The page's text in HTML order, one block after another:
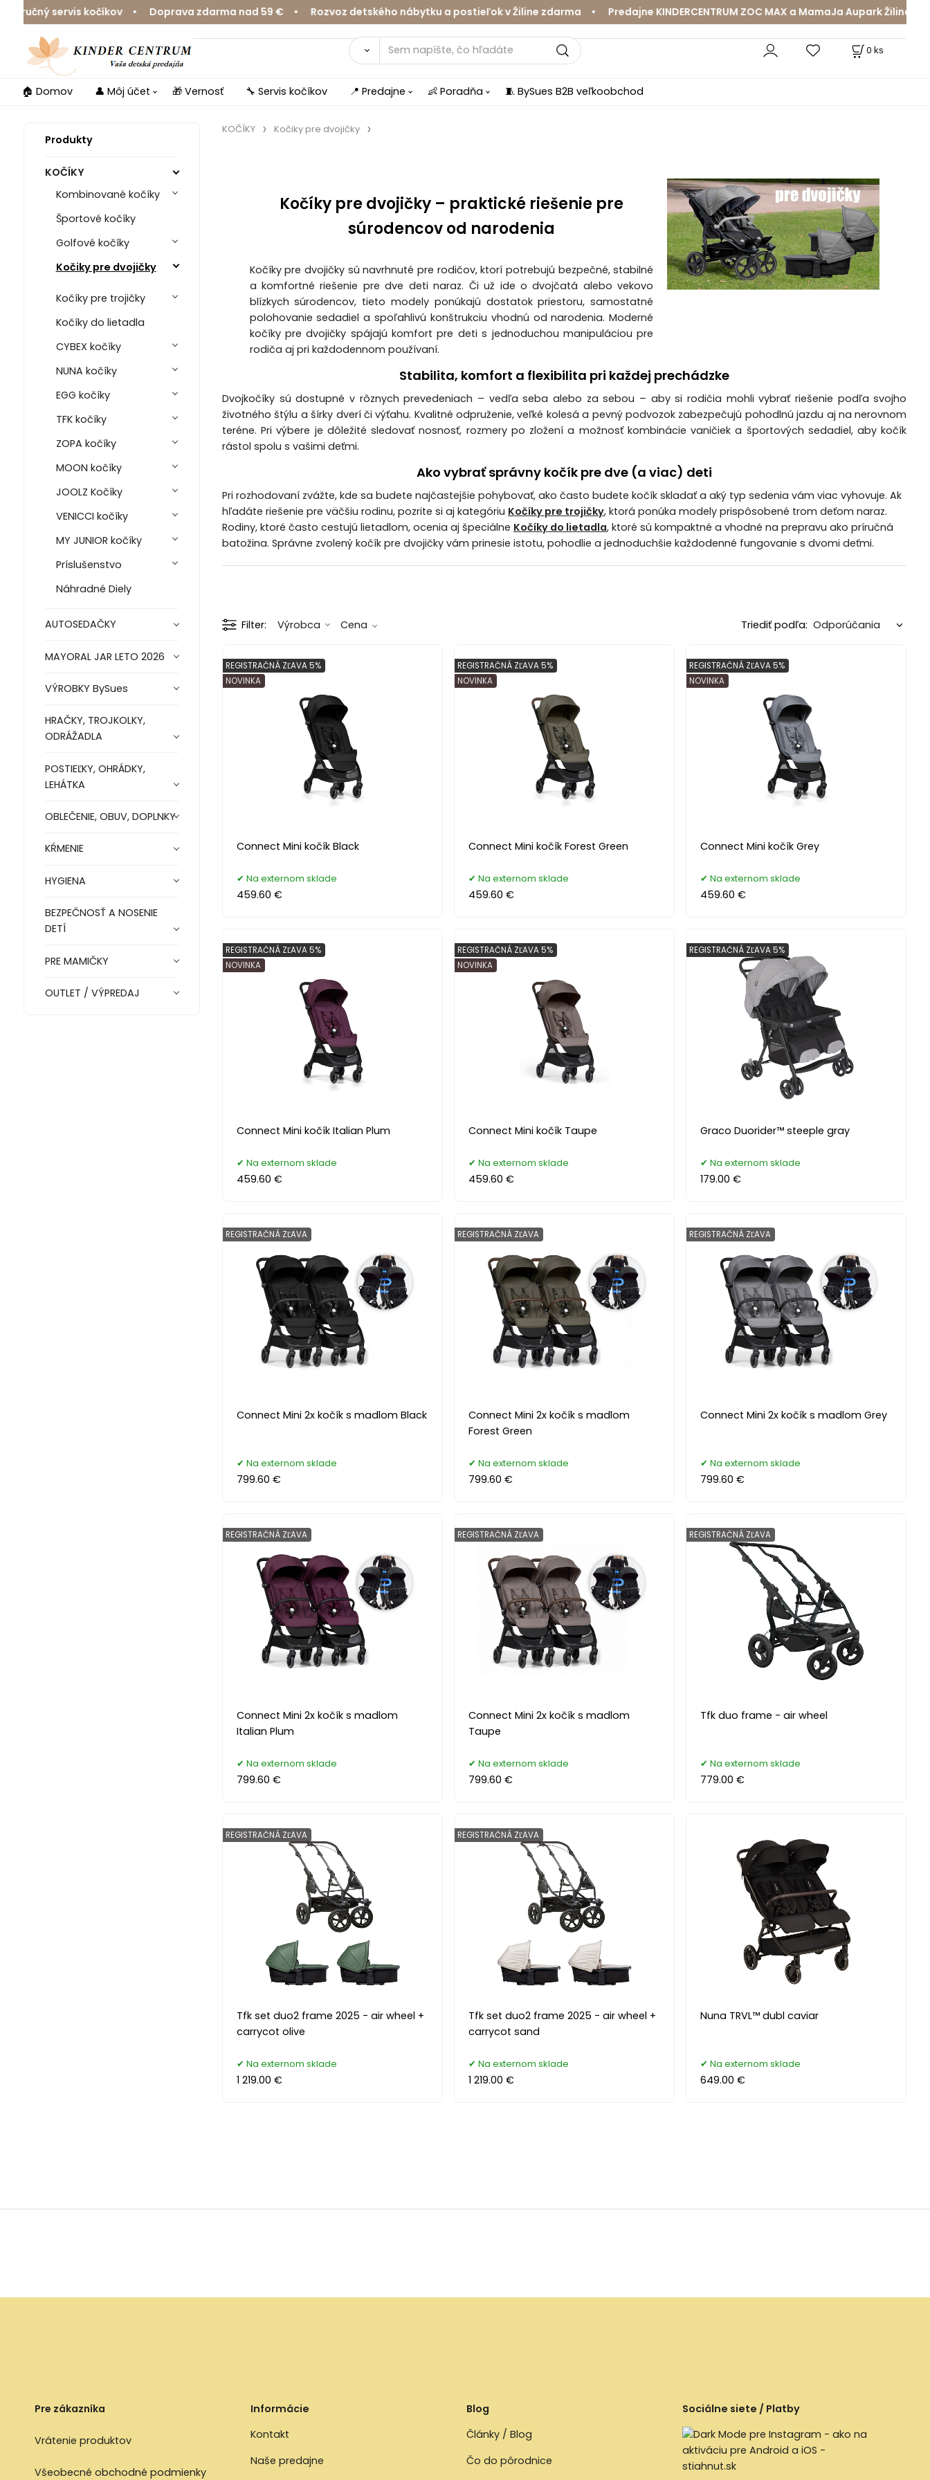
servis kočíkov • Doprava zdarma nad 59 € • Rozvoz detského nábytku a postieľok v Žiline zdarma • Predajne KINDERCENTRUM ZOC MAX a MamaJa Aupark Žilina •
0 ks
🏠 Domov 👤 Môj účet 🎁 Vernosť 🔧 Servis kočíkov 📍 Predajne 👶 Poradňa 🧵 BySues B2B veľkoobchod
Produkty
KOČÍKY
Kombinované kočíky
Športové kočíky
Golfové kočíky
Kočiky pre dvojičky
Kočíky pre trojičky
Kočíky do lietadla
CYBEX kočíky
NUNA kočíky
EGG kočíky
TFK kočíky
ZOPA kočíky
MOON kočíky
JOOLZ Kočíky
VENICCI kočíky
MY JUNIOR kočíky
Príslušenstvo
Náhradné Diely
AUTOSEDAČKY
MAYORAL JAR LETO 2026
VÝROBKY BySues
HRAČKY, TROJKOLKY,
ODRÁŽADLA
POSTIEĽKY, OHRÁDKY,
LEHÁTKA
OBLEČENIE, OBUV, DOPLNKY
KŔMENIE
HYGIENA
BEZPEČNOSŤ A NOSENIE
DETÍ
PRE MAMIČKY
OUTLET / VÝPREDAJ
KOČÍKY Kočiky pre dvojičky
Kočíky pre dvojičky – praktické riešenie pre
súrodencov od narodenia
Kočíky pre dvojičky sú navrhnuté pre rodičov, ktorí potrebujú bezpečné, stabilné
a komfortné riešenie pre dve deti naraz. Či už ide o dvojčatá alebo vekovo
blízkych súrodencov, tieto modely ponúkajú dostatok priestoru, samostatné
polohovanie sedadiel a spoľahlivú konštrukciu vhodnú od narodenia. Moderné
kočíky pre dvojičky spájajú komfort pre deti s jednoduchou manipuláciou pre
rodiča aj pri každodennom používaní.
Stabilita, komfort a flexibilita pri každej prechádzke
Dvojkočíky sú dostupné v rôznych prevedeniach – vedľa seba alebo za sebou – aby si rodičia mohli vybrať riešenie podľa svojho
životného štýlu a šírky dverí či výťahu. Kvalitné odpruženie, veľké kolesá a pevný podvozok zabezpečujú pohodlnú jazdu aj na nerovnom
teréne. Pri výbere je dôležité sledovať nosnosť, rozmery po zložení a možnosť kombinácie vaničiek a športových sedadiel, aby kočík
rástol spolu s vašimi deťmi.
Ako vybrať správny kočík pre dve (a viac) deti
Pri rozhodovaní zvážte, kde sa budete najčastejšie pohybovať, ako často budete kočík skladať a aký typ sedenia vám viac vyhovuje. Ak
hľadáte riešenie pre väčšiu rodinu, pozrite si aj kategóriu Kočíky pre trojičky, ktorá ponúka modely prispôsobené trom deťom naraz.
Rodiny, ktoré často cestujú lietadlom, ocenia aj špeciálne Kočíky do lietadla, ktoré sú kompaktné a vhodné na prepravu ako príručná
batožina. Správne zvolený kočík pre dvojičky vám prinesie istotu, pohodlie a jednoduchšie každodenné fungovanie s dvomi deťmi.
Filter Výrobca Cena Triediť podľa:
Connect Mini kočík Black
REGISTRAČNÁ ZĽAVA 5%
NOVINKA
Na externom sklade
459.60 €
Connect Mini kočík Forest Green
REGISTRAČNÁ ZĽAVA 5%
NOVINKA
Na externom sklade
459.60 €
Connect Mini kočík Grey
REGISTRAČNÁ ZĽAVA 5%
NOVINKA
Na externom sklade
459.60 €
Connect Mini kočík Italian Plum
REGISTRAČNÁ ZĽAVA 5%
NOVINKA
Na externom sklade
459.60 €
Connect Mini kočík Taupe
REGISTRAČNÁ ZĽAVA 5%
NOVINKA
Na externom sklade
459.60 €
Graco Duorider™ steeple gray
REGISTRAČNÁ ZĽAVA 5%
Na externom sklade
179.00 €
Connect Mini 2x kočík s madlom Black
REGISTRAČNÁ ZĽAVA
Na externom sklade
799.60 €
Connect Mini 2x kočík s madlom
Forest Green
REGISTRAČNÁ ZĽAVA
Na externom sklade
799.60 €
Connect Mini 2x kočík s madlom Grey
REGISTRAČNÁ ZĽAVA
Na externom sklade
799.60 €
Connect Mini 2x kočík s madlom
Italian Plum
REGISTRAČNÁ ZĽAVA
Na externom sklade
799.60 €
Connect Mini 2x kočík s madlom
Taupe
REGISTRAČNÁ ZĽAVA
Na externom sklade
799.60 €
Tfk duo frame - air wheel
REGISTRAČNÁ ZĽAVA
Na externom sklade
779.00 €
Tfk set duo2 frame 2025 - air wheel +
carrycot olive
REGISTRAČNÁ ZĽAVA
Na externom sklade
1 219.00 €
Tfk set duo2 frame 2025 - air wheel +
carrycot sand
REGISTRAČNÁ ZĽAVA
Na externom sklade
1 219.00 €
Nuna TRVL™ dubl caviar
Na externom sklade
649.00 €
Pre zákazníka
Vrátenie produktov
Všeobecné obchodné podmienky
Informácie
Kontakt
Naše predajne
Blog
Články / Blog
Čo do pôrodnice
Sociálne siete / Platby